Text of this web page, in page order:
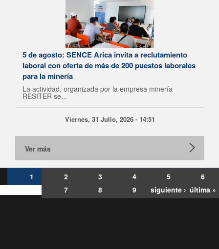
5 de agosto: SENCE Arica invita a reclutamiento
laboral con oferta de más de 200 puestos laborales
para la minería
La actividad, organizada por la empresa minería
RESITER se...
Viernes, 31 Julio, 2026 - 14:51
Ver más
1 2 3 4 5
6
7
8 9 siguiente › última »